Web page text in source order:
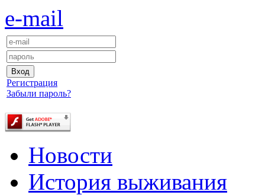
e-mail
Регистрация
Забыли пароль?
Новости
История выживания